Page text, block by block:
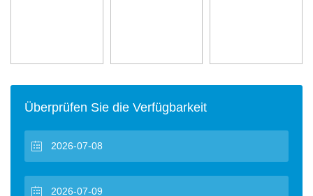
Überprüfen Sie die Verfügbarkeit